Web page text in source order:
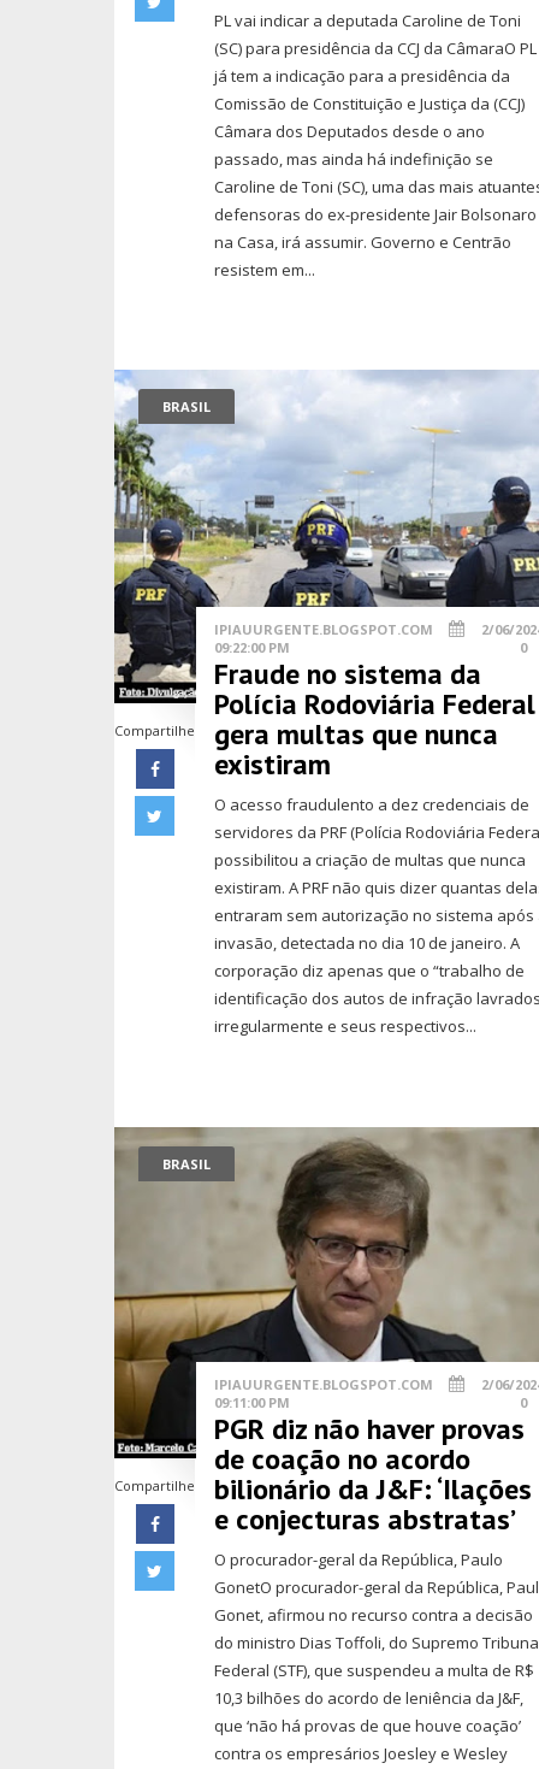
PL vai indicar a deputada Caroline de Toni
(SC) para presidência da CCJ da CâmaraO PL
já tem a indicação para a presidência da
Comissão de Constituição e Justiça da (CCJ)
Câmara dos Deputados desde o ano
passado, mas ainda há indefinição se
Caroline de Toni (SC), uma das mais
defensoras do ex-presidente Jair Bolsonaro
na Casa, irá assumir. Governo e Centrão
resistem em...
BRASIL
Compartilhe
IPIAUURGENTE.BLOGSPOT.COM
2/06/
09:22:00 PM
0
Fraude no sistema da
Polícia Rodoviária Federal
gera multas que nunca
existiram
O acesso fraudulento a dez credenciais de
servidores da PRF (Polícia Rodoviária
possibilitou a criação de multas que nunca
existiram. A PRF não quis dizer quantas
entraram sem autorização no sistema após
invasão, detectada no dia 10 de janeiro. A
corporação diz apenas que o “trabalho de
identificação dos autos de infração
irregularmente e seus respectivos...
BRASIL
Compartilhe
IPIAUURGENTE.BLOGSPOT.COM
2/06/
09:11:00 PM
0
PGR diz não haver provas
de coação no acordo
bilionário da J&F: ‘Ilações
e conjecturas abstratas’
O procurador-geral da República, Paulo
GonetO procurador-geral da República,
Gonet, afirmou no recurso contra a decisão
do ministro Dias Toffoli, do Supremo
Federal (STF), que suspendeu a multa de R$
10,3 bilhões do acordo de leniência da J&F,
que ‘não há provas de que houve coação’
contra os empresários Joesley e Wesley